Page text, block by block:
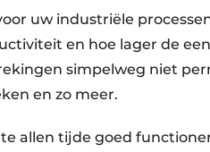
uw industriële
en hoe lager de
simpelweg niet
en zo meer.
allen tijde goed